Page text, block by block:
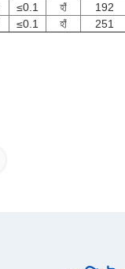
≤0.1 হাঁ
192
≤0.1 হাঁ
251